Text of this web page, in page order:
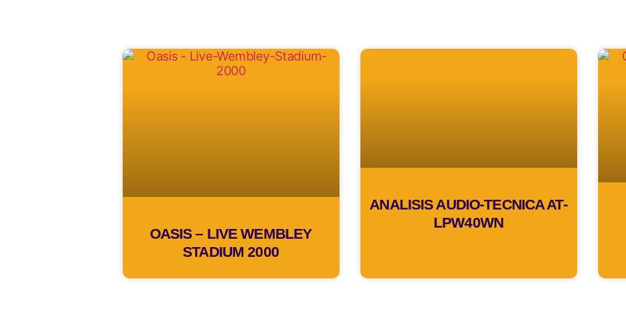
OASIS – LIVE WEMBLEY
STADIUM 2000
ANALISIS AUDIO-TECNICA AT-
LPW40WN